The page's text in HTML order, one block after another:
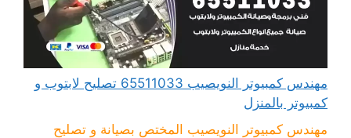
مهندس كمبيوتر النويصيب 65511033 تصليح لابتوب و
كمبيوتر بالمنزل
مهندس كمبيوتر النويصيب المختص بصيانة و تصليح